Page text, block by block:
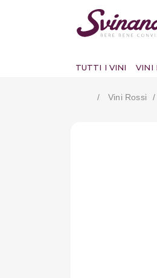
TUTTI I VINI VINI
Vini Rossi